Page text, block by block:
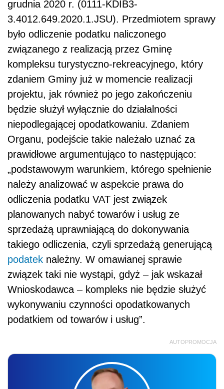
grudnia 2020 r. (0111-KDIB3-
3.4012.649.2020.1.JSU). Przedmiotem sprawy
było odliczenie podatku naliczonego
związanego z realizacją przez Gminę
kompleksu turystyczno-rekreacyjnego, który
zdaniem Gminy już w momencie realizacji
projektu, jak również po jego zakończeniu
będzie służył wyłącznie do działalności
niepodlegającej opodatkowaniu. Zdaniem
Organu, podejście takie należało uznać za
prawidłowe argumentująco to następująco:
„podstawowym warunkiem, którego spełnienie
należy analizować w aspekcie prawa do
odliczenia podatku VAT jest związek
planowanych nabyć towarów i usług ze
sprzedażą uprawniającą do dokonywania
takiego odliczenia, czyli sprzedażą generującą
podatek należny. W omawianej sprawie
związek taki nie wystąpi, gdyż – jak wskazał
Wnioskodawca – kompleks nie będzie służyć
wykonywaniu czynności opodatkowanych
podatkiem od towarów i usług”.
AUTOPROMOCJA